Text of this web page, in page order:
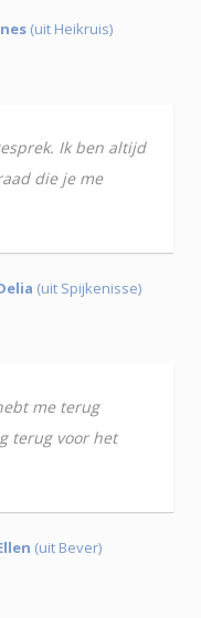
(uit Heikruis)
Ik ben altijd
die je me
(uit Spijkenisse)
me terug
terug voor het
(uit Bever)